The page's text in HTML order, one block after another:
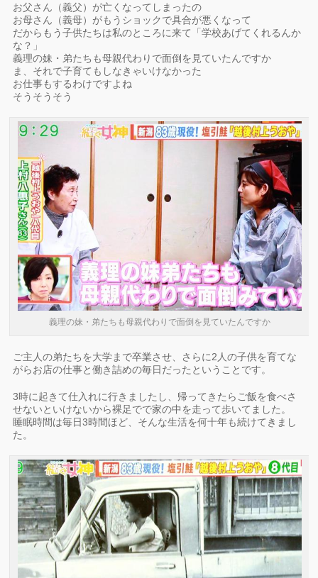
お父さん（義父）が亡くなってしまったの
お母さん（義母）がもうショックで具合が悪くなって
だからもう子供たちは私のところに来て「学校あげてくれるんか
な？」
義理の妹・弟たちも母親代わりで面倒を見ていたんですか
ま、それで子育てもしなきゃいけなかった
お仕事もするわけですよね
そうそうそう
義理の妹・弟たちも母親代わりで面倒を見ていたんですか
ご主人の弟たちを大学まで卒業させ、さらに2人の子供を育てな
がらお店の仕事と働き詰めの毎日だったということです。
3時に起きて仕入れに行きましたし、帰ってきたらご飯を食べさ
せないといけないから裸足でで家の中を走って歩いてました。
睡眠時間は毎日3時間ほど、そんな生活を何十年も続けてきまし
た。